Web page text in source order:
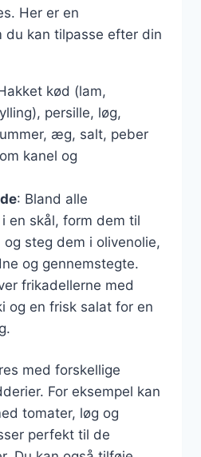
Her er en
du kan tilpasse efter din
kød (lam,
persille, løg,
æg, salt, peber
kanel og
: Bland alle
en skål, form dem til
og steg dem i olivenolie,
og gennemstegte.
frikadellerne med
og en frisk salat for en
med forskellige
For eksempel kan
tomater, løg og
perfekt til de